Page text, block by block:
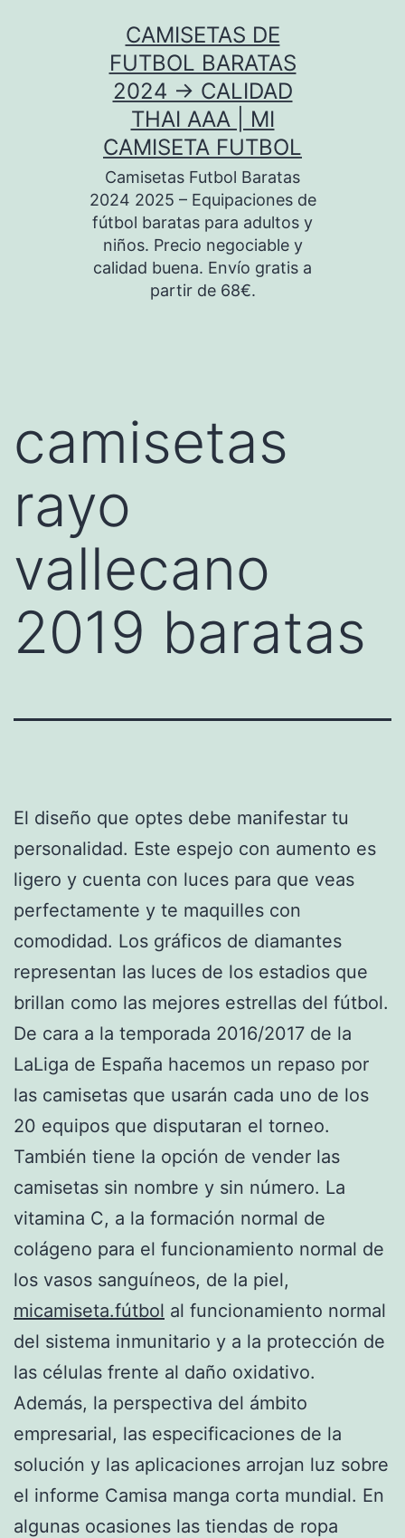
CAMISETAS DE
FUTBOL BARATAS
2024 → CALIDAD
THAI AAA | MI
CAMISETA FUTBOL
Camisetas Futbol Baratas
2024 2025 – Equipaciones de
fútbol baratas para adultos y
niños. Precio negociable y
calidad buena. Envío gratis a
partir de 68€.
camisetas
rayo
vallecano
2019 baratas
El diseño que optes debe manifestar tu
personalidad. Este espejo con aumento es
ligero y cuenta con luces para que veas
perfectamente y te maquilles con
comodidad. Los gráficos de diamantes
representan las luces de los estadios que
brillan como las mejores estrellas del fútbol.
De cara a la temporada 2016/2017 de la
LaLiga de España hacemos un repaso por
las camisetas que usarán cada uno de los
20 equipos que disputaran el torneo.
También tiene la opción de vender las
camisetas sin nombre y sin número. La
vitamina C, a la formación normal de
colágeno para el funcionamiento normal de
los vasos sanguíneos, de la piel,
micamiseta.fútbol al funcionamiento normal
del sistema inmunitario y a la protección de
las células frente al daño oxidativo.
Además, la perspectiva del ámbito
empresarial, las especificaciones de la
solución y las aplicaciones arrojan luz sobre
el informe Camisa manga corta mundial. En
algunas ocasiones las tiendas de ropa